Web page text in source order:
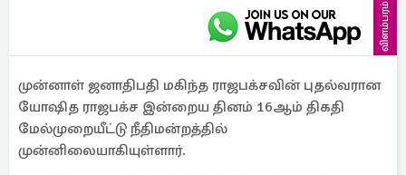
விளம்பரம்
முன்னாள் ஜனாதிபதி மகிந்த ராஜபக்சவின் புதல்வரான
யோஷித ராஜபக்ச இன்றைய தினம் 16ஆம் திகதி
மேல்முறையீட்டு நீதிமன்றத்தில்
முன்னிலையாகியுள்ளார்.